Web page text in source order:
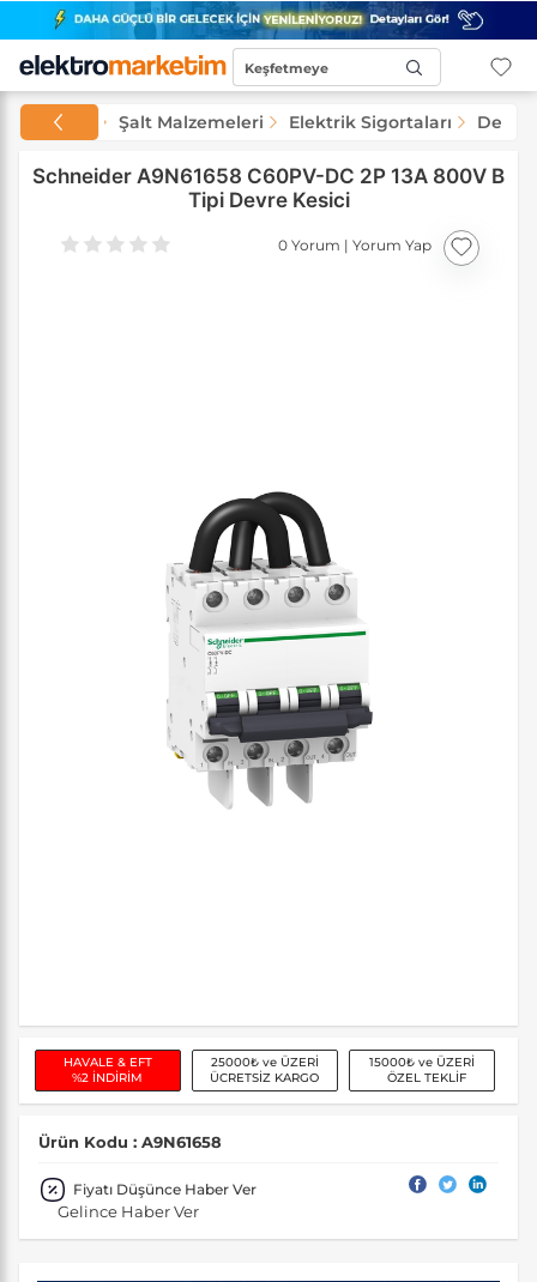
Keşfetmeye
Şalt Malzemeleri Elektrik Sigortaları Devre
Schneider A9N61658 C60PV-DC 2P 13A 800V B
Tipi Devre Kesici
0 Yorum | Yorum Yap
HAVALE & EFT
%2 İNDİRİM
25000₺ ve ÜZERİ
ÜCRETSİZ KARGO
15000₺ ve ÜZERİ
ÖZEL TEKLİF
Ürün Kodu : A9N61658
Fiyatı Düşünce Haber Ver
Gelince Haber Ver